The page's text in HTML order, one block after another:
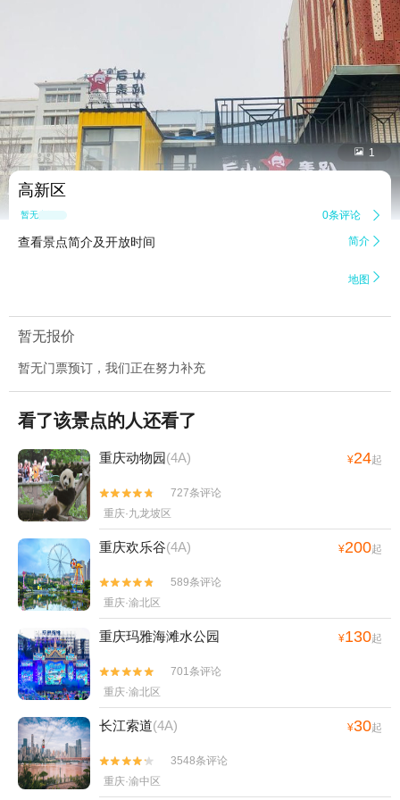
 1
高新区
暂无点评 0条评论 
查看景点简介及开放时间 简介 
地图 
暂无报价
暂无门票预订，我们正在努力补充
看了该景点的人还看了
重庆动物园(4A) ¥24起


727条评论
重庆·九龙坡区
重庆欢乐谷(4A) ¥200起


589条评论
重庆·渝北区
重庆玛雅海滩水公园 ¥130起


701条评论
重庆·渝北区
长江索道(4A) ¥30起


3548条评论
重庆·渝中区